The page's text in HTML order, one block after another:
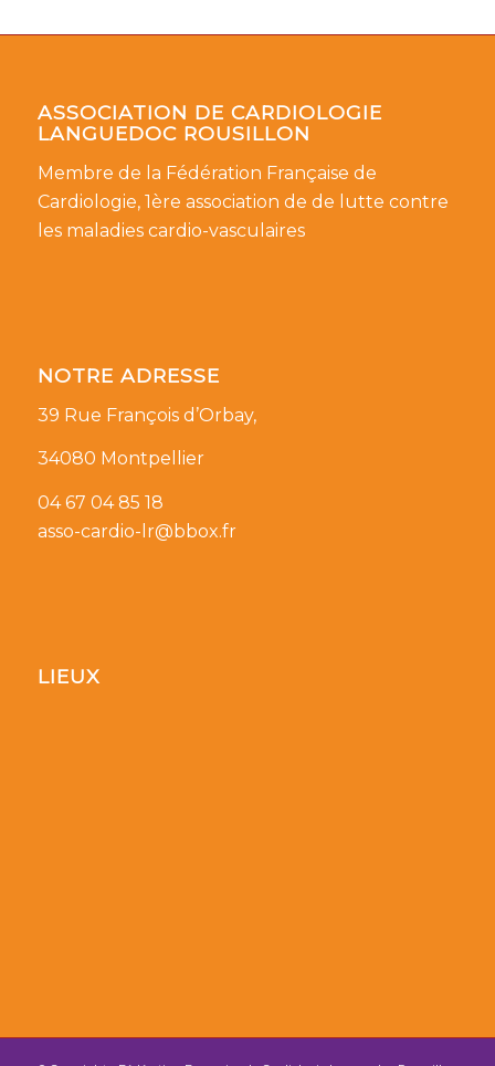
ASSOCIATION DE CARDIOLOGIE
LANGUEDOC ROUSILLON
Membre de la Fédération Française de
Cardiologie, 1ère association de de lutte contre
les maladies cardio-vasculaires
NOTRE ADRESSE
39 Rue François d’Orbay,
34080 Montpellier
04 67 04 85 18
asso-cardio-lr@bbox.fr
LIEUX